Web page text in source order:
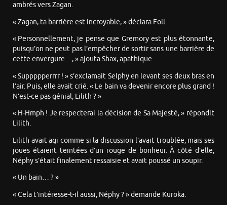
ambrés vers Zagan.
« Zagan, ta barrière est incroyable, » déclara Foll.
« Personnellement, je pense que Gremory est plus étonnante,
puisqu’on ne peut pas l’empêcher de sortir sans une barrière de
cette envergure…, » ajouta Shax, apathique.
« Suppppperrrr ! » s’exclamait Selphy en levant ses deux bras en
l’air. Puis, elle avait crié. « Le bain va devenir encore plus grand !
N’est-ce pas génial, Lilith ? »
« H-Hmph ! Je respecterai la décision de Sa Majesté, » répondit
Lilith.
Lilith avait agi comme si la discussion l’avait troublée, mais ses
joues étaient teintées d’un rouge de bonheur. À côté d’elle,
Néphy s’était finalement ressaisie et avait poussé un soupir.
« Un bain… ? »
« Cela t’intéresse-t-il aussi, Néphy ? » demande Kuroka.